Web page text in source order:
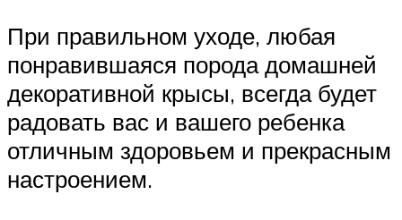
При правильном уходе, любая
понравившаяся порода домашней
декоративной крысы, всегда будет
радовать вас и вашего ребенка
отличным здоровьем и прекрасным
настроением.